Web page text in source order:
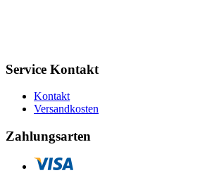
Service Kontakt
Kontakt
Versandkosten
Zahlungsarten